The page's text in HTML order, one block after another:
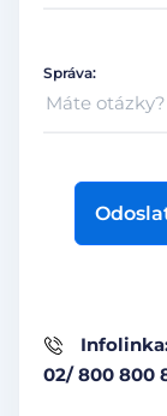
02/ 800 800
Správa: